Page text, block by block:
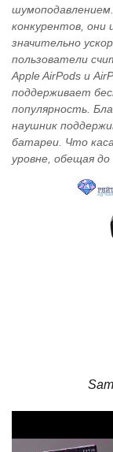
конкурентов, они
значительно
пользователи
Apple AirPods и
поддерживает
популярность.
наушник
батареи. Что
уровне, обещая до